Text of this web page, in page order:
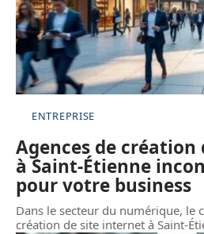
ENTREPRISE
Agences de
à Saint-Étienne
pour votre business
Dans le secteur du numérique, le
création de site internet à Saint-